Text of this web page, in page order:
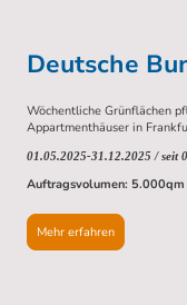
Deutsche
Wöchentliche Grünflächen
Appartmenthäuser in
01.05.2025-31.12.2025 / seit
Auftragsvolumen: 5.000qm
Mehr erfahren